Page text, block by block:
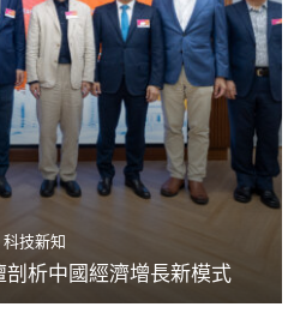
科技新知
析中國經濟增長新模式